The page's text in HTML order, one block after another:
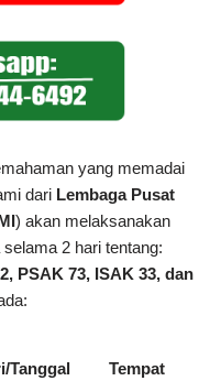
yang memadai
dari Lembaga Pusat
) akan melaksanakan
2 hari tentang:
PSAK 73, ISAK 33, dan
Tanggal
Tempat